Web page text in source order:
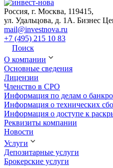
Россия, г. Москва, 119415,
ул. Удальцова, д. 1А. Бизнес
mail@investnova.ru
+7 (495) 215 10 83
Поиск
О компании
Основные сведения
Лицензии
Членство в СРО
Информация по делам о
Информация о технических
Информация о доступе к
Реквизиты компании
Новости
Услуги
Депозитарные услуги
Брокерские услуги